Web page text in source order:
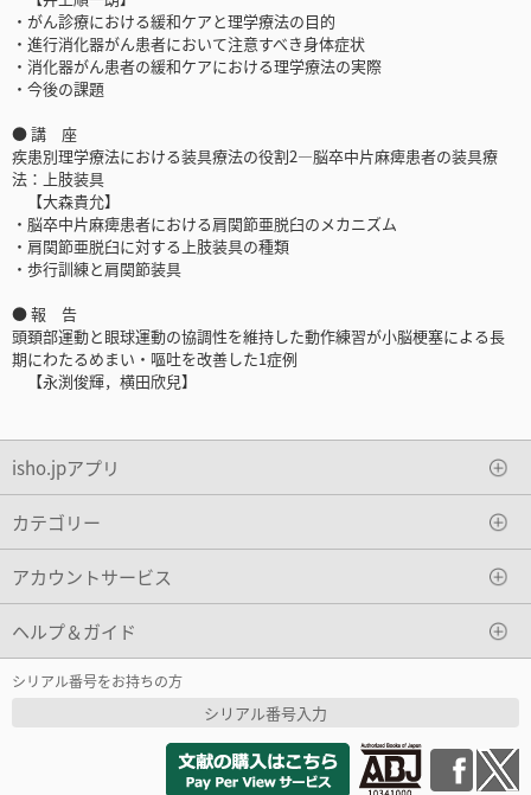
・がん診療における緩和ケアと理学療法の目的
・進行消化器がん患者において注意すべき身体症状
・消化器がん患者の緩和ケアにおける理学療法の実際
・今後の課題
● 講 座
疾患別理学療法における装具療法の役割2―脳卒中片麻痺患者の装具療
法：上肢装具
【大森貴允】
・脳卒中片麻痺患者における肩関節亜脱臼のメカニズム
・肩関節亜脱臼に対する上肢装具の種類
・歩行訓練と肩関節装具
● 報 告
頭頚部運動と眼球運動の協調性を維持した動作練習が小脳梗塞による長
期にわたるめまい・嘔吐を改善した1症例
【永渕俊輝，横田欣兒】
isho.jpアプリ
カテゴリー
アカウントサービス
ヘルプ＆ガイド
シリアル番号をお持ちの方
シリアル番号入力